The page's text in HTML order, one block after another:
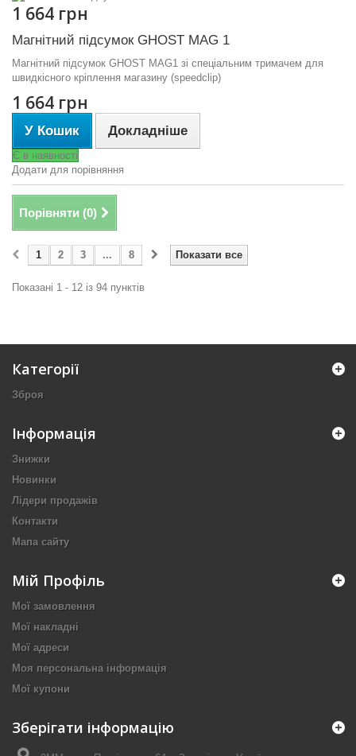
1 664 грн
Магнітний підсумок GHOST MAG 1
Магнітний підсумок GHOST MAG1 зі спеціальним тримачем для
швидкісного кріплення магазину (speedclip)
1 664 грн
У Кошик Докладніше
Є в наявності
Додати для порівняння
Порівняти (0)
Показати все
1 2 3 ... 8
Показані 1 - 12 із 94 пунктів
Категорії
Зброя
Інформація
Знижки
Новинки
Лідери продажів
Контакти
Мапа сайту
Мій Профіль
Мої замовлення
Мої накладні
Мої адреси
Моя персональна інформація
Мої купони
Зберігати інформацію